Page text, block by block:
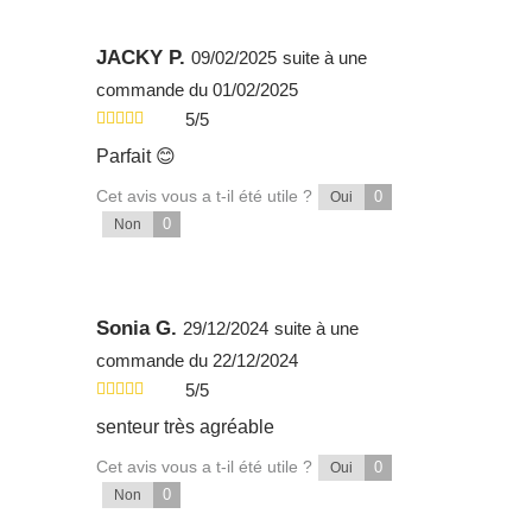
JACKY P. 09/02/2025 suite à une
commande du 01/02/2025
5/5
Parfait 😊
Cet avis vous a t-il été utile ? Oui 0
Non 0
Sonia G. 29/12/2024 suite à une
commande du 22/12/2024
5/5
senteur très agréable
Cet avis vous a t-il été utile ? Oui 0
Non 0